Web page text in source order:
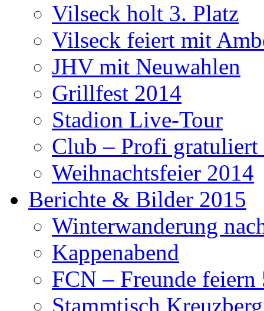
Vilseck holt 3. Platz
Vilseck feiert mit
JHV mit Neuwahlen
Grillfest 2014
Stadion Live-Tour
Club – Profi gratuliert
Weihnachtsfeier 2014
Berichte & Bilder 2015
Winterwanderung
Kappenabend
FCN – Freunde feiern
Stammtisch Kreuzberg